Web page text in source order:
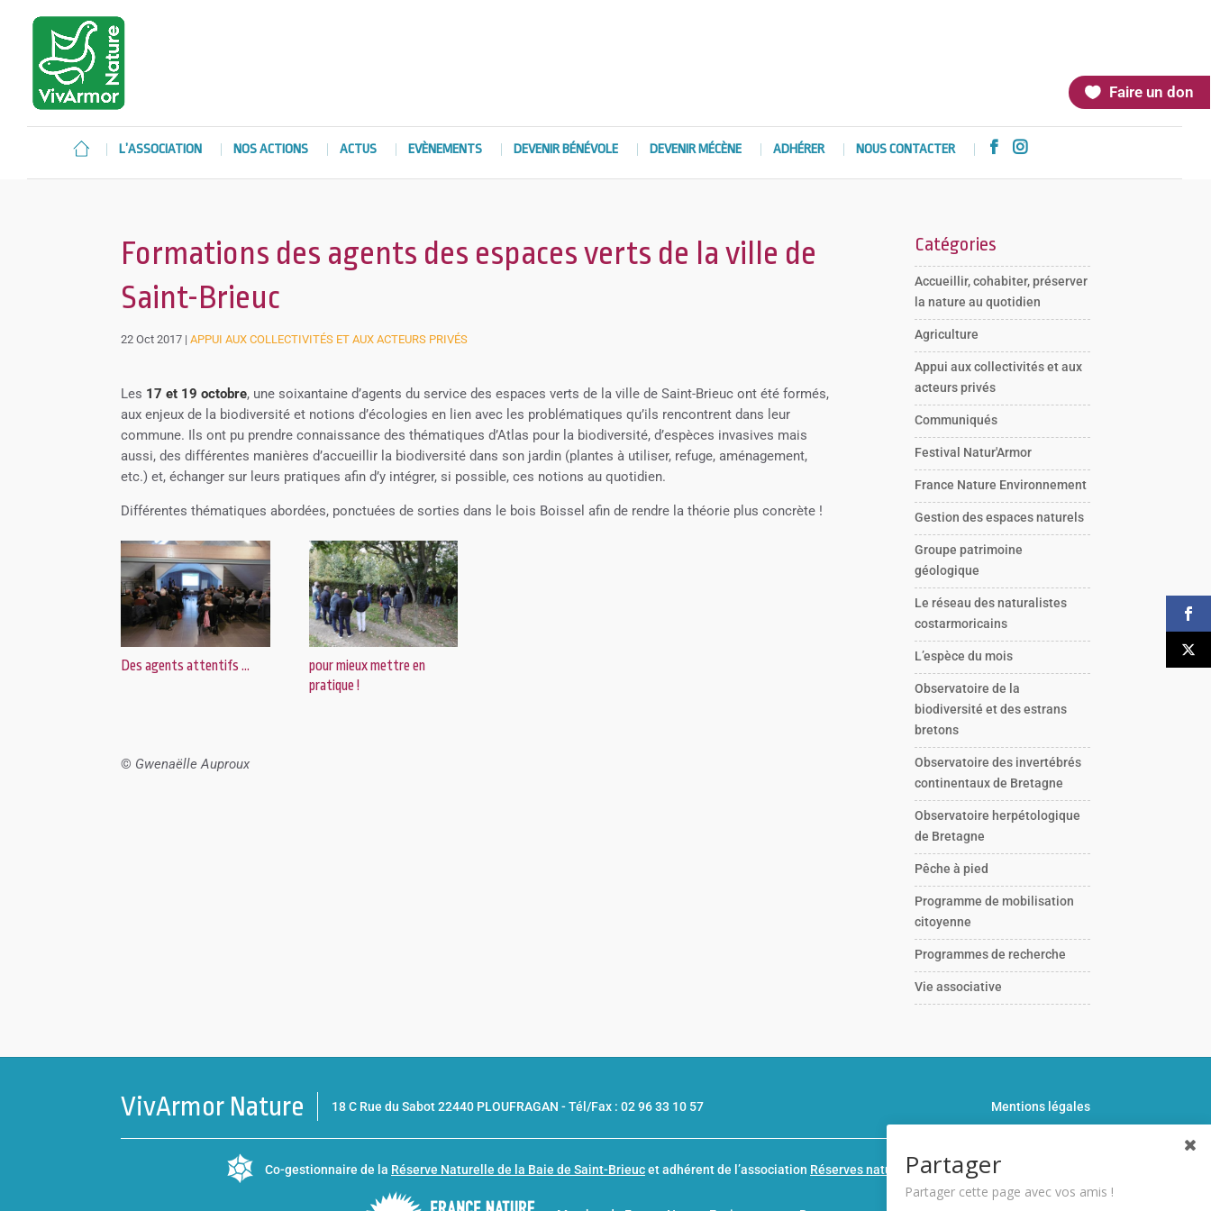
Faire un don
L’ASSOCIATION NOS ACTIONS ACTUS EVÈNEMENTS DEVENIR BÉNÉVOLE DEVENIR MÉCÈNE ADHÉRER NOUS CONTACTER  
Formations des agents des espaces verts de la ville de
Saint-Brieuc
22 Oct 2017 |APPUI AUX COLLECTIVITÉS ET AUX ACTEURS PRIVÉS
Les 17 et 19 octobre, une soixantaine d’agents du service des espaces verts de la ville de Saint-Brieuc ont été formés,
aux enjeux de la biodiversité et notions d’écologies en lien avec les problématiques qu’ils rencontrent dans leur
commune. Ils ont pu prendre connaissance des thématiques d’Atlas pour la biodiversité, d’espèces invasives mais
aussi, des différentes manières d’accueillir la biodiversité dans son jardin (plantes à utiliser, refuge, aménagement,
etc.) et, échanger sur leurs pratiques afin d’y intégrer, si possible, ces notions au quotidien.
Différentes thématiques abordées, ponctuées de sorties dans le bois Boissel afin de rendre la théorie plus concrète !
Des agents attentifs …
pour mieux mettre en
pratique !
© Gwenaëlle Auproux
Catégories
Accueillir, cohabiter, préserver
la nature au quotidien
Agriculture
Appui aux collectivités et aux
acteurs privés
Communiqués
Festival Natur'Armor
France Nature Environnement
Gestion des espaces naturels
Groupe patrimoine
géologique
Le réseau des naturalistes
costarmoricains
L’espèce du mois
Observatoire de la
biodiversité et des estrans
bretons
Observatoire des invertébrés
continentaux de Bretagne
Observatoire herpétologique
de Bretagne
Pêche à pied
Programme de mobilisation
citoyenne
Programmes de recherche
Vie associative
VivArmor Nature 18 C Rue du Sabot 22440 PLOUFRAGAN -Tél/Fax : 02 96 33 10 57 Mentions légales
Co-gestionnaire de la Réserve Naturelle de la Baie de Saint-Brieucet adhérent de l’association Réserves naturelles de France
Partager
Partager cette page avec vos amis !